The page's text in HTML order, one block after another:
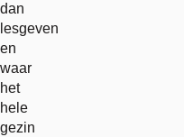
dan
lesgeven
en
waar
het
hele
gezin